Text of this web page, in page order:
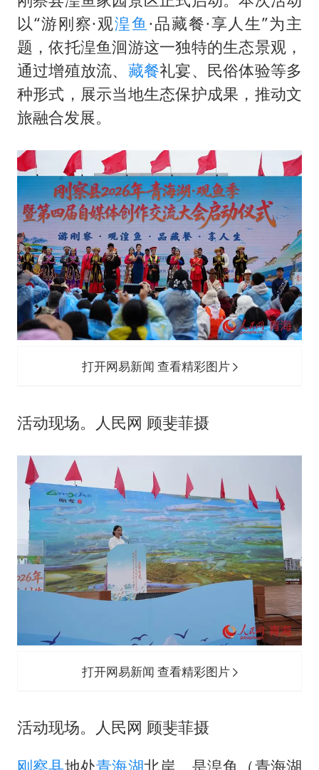
以“游刚察·观湟鱼 ·品藏餐·享人生”为主
题，依托湟鱼洄游这一独特的生态景观，
通过增殖放流、 藏餐礼宴、民俗体验等多
种形式，展示当地生态保护成果，推动文
旅融合发展。
打开网易新闻 查看精彩图片
活动现场。人民网 顾斐菲摄
打开网易新闻 查看精彩图片
活动现场。人民网 顾斐菲摄